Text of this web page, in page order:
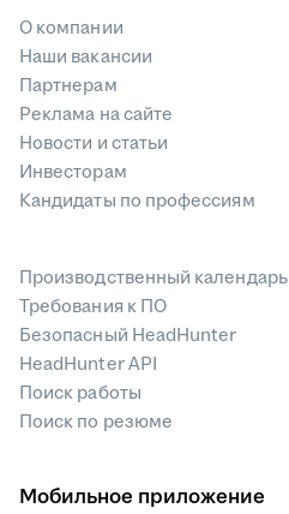
О компании
Наши вакансии
Партнерам
Реклама на сайте
Новости и статьи
Инвесторам
Кандидаты по профессиям
Производственный календарь
Требования к ПО
Безопасный HeadHunter
HeadHunter API
Поиск работы
Поиск по резюме
Мобильное приложение